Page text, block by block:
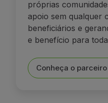
próprias
apoio sem qualquer
beneficiários e
e benefício para
Conheça o parceiro